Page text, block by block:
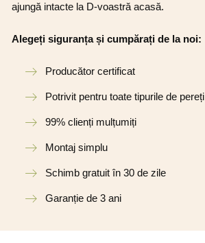
ajungă intacte la D-voastră acasă.
Alegeți siguranța și cumpărați de la noi:
Producător certificat
Potrivit pentru toate tipurile de pereți
99% clienți mulțumiți
Montaj simplu
Schimb gratuit în 30 de zile
Garanție de 3 ani